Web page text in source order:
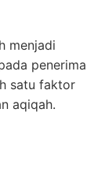
menjadi
penerima
satu faktor
aqiqah.